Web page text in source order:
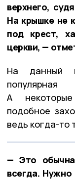
верхнего,
На крышке не
под крест,
церкви, —
На данный
А
подобное
ведь когда-то
— Это
всегда. Нужно